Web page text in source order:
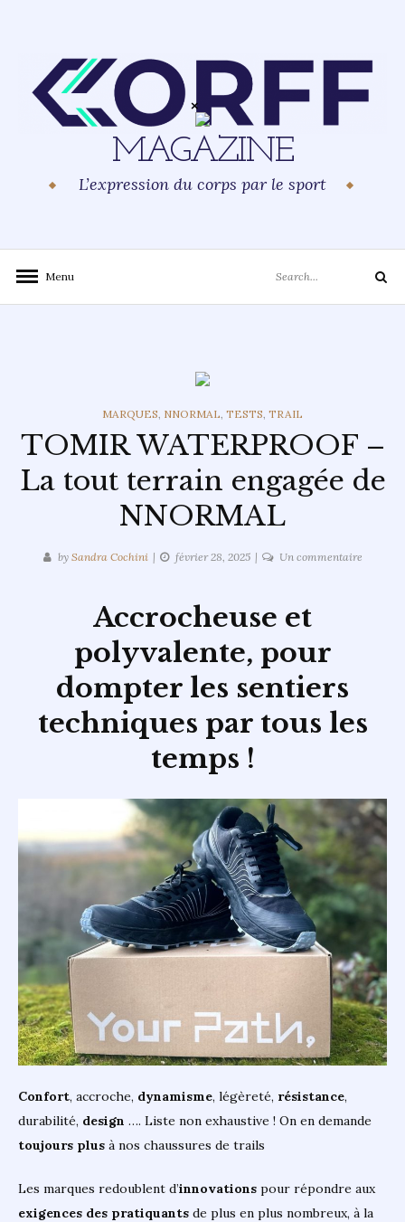
MAGAZINE
L’expression du corps par le sport
Menu
for:
Search
CATEGORIES
MARQUES NNORMAL TESTS TRAIL
TOMIR WATERPROOF –
La tout terrain engagée de
NNORMAL
by Sandra Cochini février 28, 2025 Un commentairesur
de
Accrocheuse et
polyvalente, pour
dompter les sentiers
techniques par tous les
temps !
Confort, accroche, dynamisme, légèreté, résistance,
durabilité, design …. Liste non exhaustive ! On en demande
toujours plus à nos chaussures de trails
Les marques redoublent d’innovations pour répondre aux
exigences des pratiquants de plus en plus nombreux, à la